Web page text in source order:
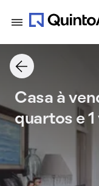
Casa à
quartos e 1